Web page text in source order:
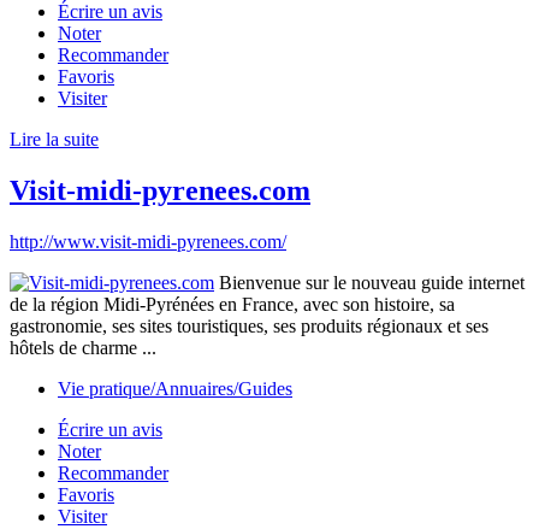
Écrire un avis
Noter
Recommander
Favoris
Visiter
Lire la suite
Visit-midi-pyrenees.com
http://www.visit-midi-pyrenees.com/
Bienvenue sur le nouveau guide internet
de la région Midi-Pyrénées en France, avec son histoire, sa
gastronomie, ses sites touristiques, ses produits régionaux et ses
hôtels de charme ...
Vie pratique/Annuaires/Guides
Écrire un avis
Noter
Recommander
Favoris
Visiter